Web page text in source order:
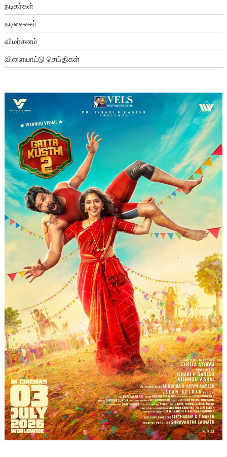
நடிகர்கள்
நடிகைகள்
விமர்சனம்
விளையாட்டு செய்திகள்